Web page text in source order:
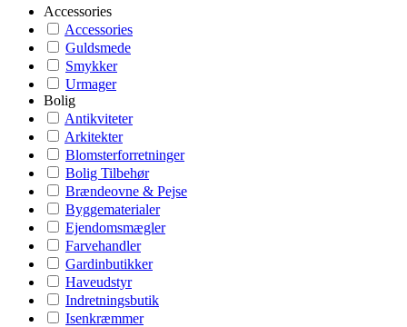
Accessories
Accessories
Guldsmede
Smykker
Urmager
Bolig
Antikviteter
Arkitekter
Blomsterforretninger
Bolig Tilbehør
Brændeovne & Pejse
Byggematerialer
Ejendomsmægler
Farvehandler
Gardinbutikker
Haveudstyr
Indretningsbutik
Isenkræmmer